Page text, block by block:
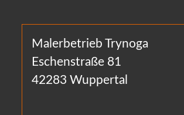
Malerbetrieb Trynoga
Eschenstraße 81
42283 Wuppertal